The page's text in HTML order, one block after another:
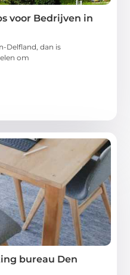
voor Bedrijven in
Delfland, dan is
om
bureau Den